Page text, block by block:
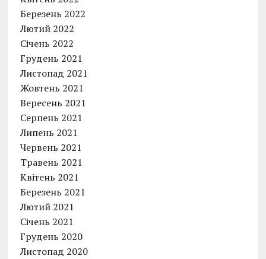
Березень 2022
Лютий 2022
Січень 2022
Грудень 2021
Листопад 2021
Жовтень 2021
Вересень 2021
Серпень 2021
Липень 2021
Червень 2021
Травень 2021
Квітень 2021
Березень 2021
Лютий 2021
Січень 2021
Грудень 2020
Листопад 2020